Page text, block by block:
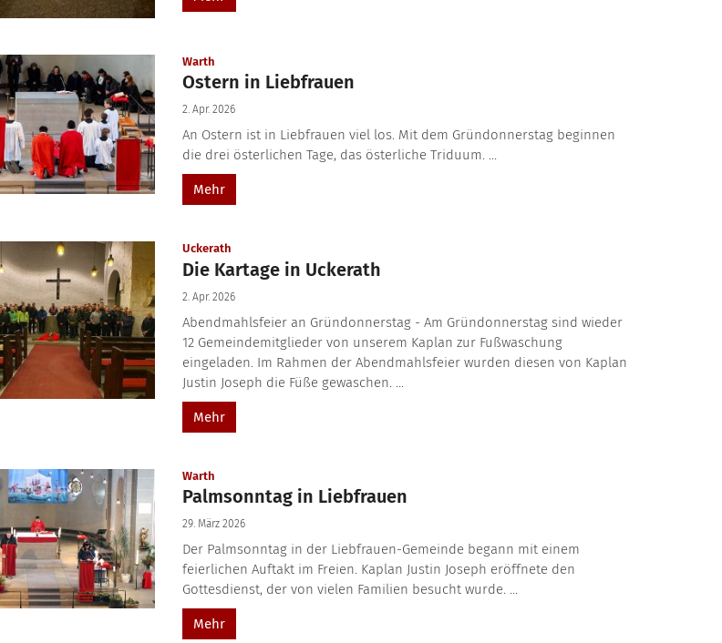
Warth
Ostern in Liebfrauen
2. Apr. 2026
An Ostern ist in Liebfrauen viel los. Mit dem Gründonnerstag beginnen
die drei österlichen Tage, das österliche Triduum. ...
Mehr
Uckerath
Die Kartage in Uckerath
2. Apr. 2026
Abendmahlsfeier an Gründonnerstag - Am Gründonnerstag sind wieder
12 Gemeindemitglieder von unserem Kaplan zur Fußwaschung
eingeladen. Im Rahmen der Abendmahlsfeier wurden diesen von Kaplan
Justin Joseph die Füße gewaschen. ...
Mehr
Warth
Palmsonntag in Liebfrauen
29. März 2026
Der Palmsonntag in der Liebfrauen-Gemeinde begann mit einem
feierlichen Auftakt im Freien. Kaplan Justin Joseph eröffnete den
Gottesdienst, der von vielen Familien besucht wurde. ...
Mehr